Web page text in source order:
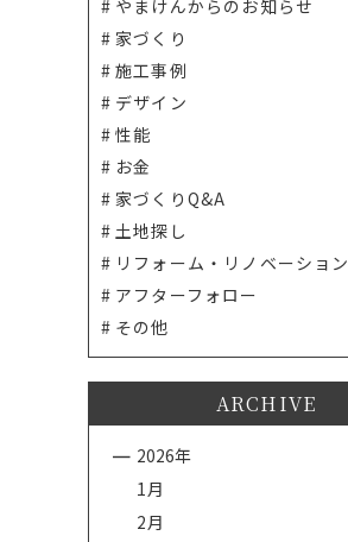
やまけんからのお知らせ
家づくり
施工事例
デザイン
性能
お金
家づくりQ&A
土地探し
リフォーム・リノベーション
アフターフォロー
その他
ARCHIVE
2026年
1月
2月